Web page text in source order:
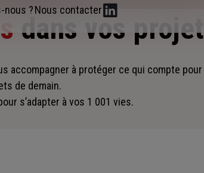
nous ?Nous contacter
dans vos
accompagner à protéger ce qui compte
de demain.
s’adapter à vos 1 001 vies.